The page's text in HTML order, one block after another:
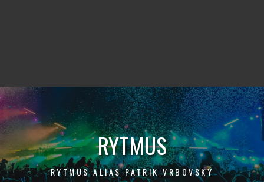
RYTMUS
RYTMUS ALIAS PATRIK VRBOVSKÝ